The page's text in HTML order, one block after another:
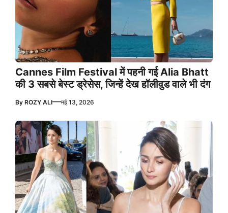
Cannes Film Festival में पहनी गई Alia Bhatt
की 3 सबसे बेस्ट ड्रेसेस, जिन्हें देख हॉलीवुड वाले भी दंग
By ROZY ALI—मई 13, 2026